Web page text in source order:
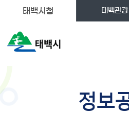
태백시청 태백관광
정보